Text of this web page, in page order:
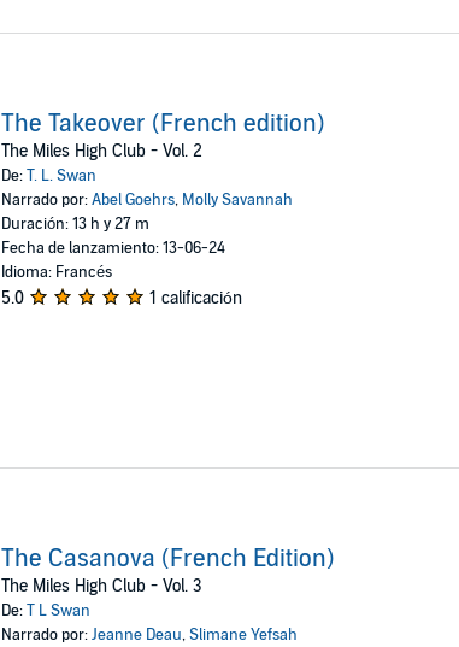
The Takeover (French edition)
The Miles High Club - Vol. 2
De:T. L. Swan
Narrado por:Abel Goehrs, Molly Savannah
Duración: 13 h y 27 m
Fecha de lanzamiento: 13-06-24
Idioma: Francés
5.0 1 calificación
The Casanova (French Edition)
The Miles High Club - Vol. 3
De:T L Swan
Narrado por:Jeanne Deau,Slimane Yefsah